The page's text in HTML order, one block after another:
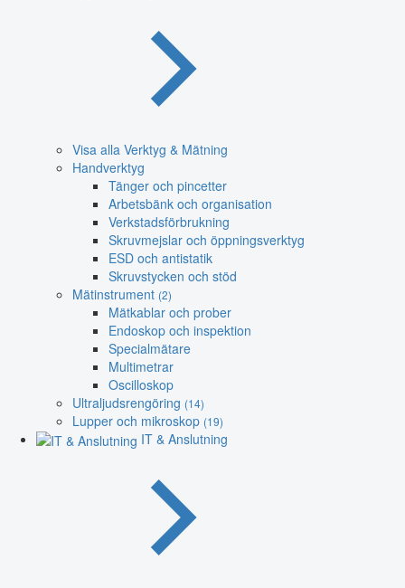
Visa alla Verktyg & Mätning
Handverktyg
Tänger och pincetter
Arbetsbänk och organisation
Verkstadsförbrukning
Skruvmejslar och öppningsverktyg
ESD och antistatik
Skruvstycken och stöd
Mätinstrument (2)
Mätkablar och prober
Endoskop och inspektion
Specialmätare
Multimetrar
Oscilloskop
Ultraljudsrengöring (14)
Lupper och mikroskop (19)
IT & Anslutning